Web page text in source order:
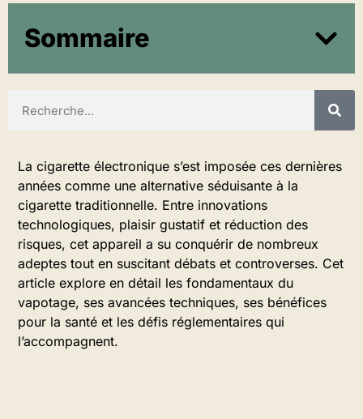
Sommaire
La cigarette électronique s’est imposée ces dernières
années comme une alternative séduisante à la
cigarette traditionnelle. Entre innovations
technologiques, plaisir gustatif et réduction des
risques, cet appareil a su conquérir de nombreux
adeptes tout en suscitant débats et controverses. Cet
article explore en détail les fondamentaux du
vapotage, ses avancées techniques, ses bénéfices
pour la santé et les défis réglementaires qui
l’accompagnent.